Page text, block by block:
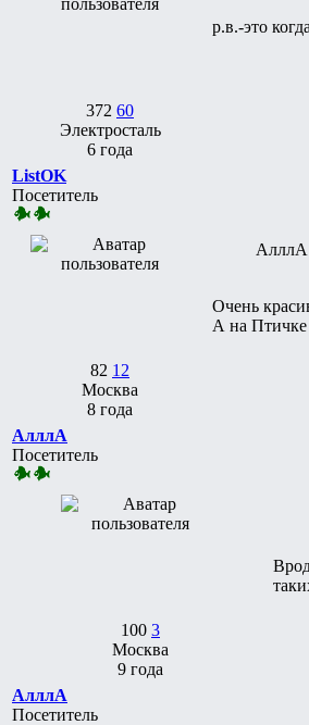
372 60
Электросталь
6 года
р.в.-это
ListOK
Посетитель
82 12
Москва
8 года
АлллА
Очень
А на Птичке
АлллА
Посетитель
100 3
Москва
9 года
АлллА
Посетитель